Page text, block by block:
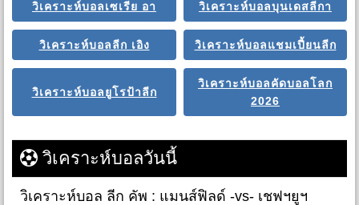
วิเคราะห์บอลเซเรีย อา วิเคราะห์บอลบุนเดสลีกา
วิเคราะห์บอลลีก เอิง วิเคราะห์บอลแชมเปี้ยนลีก
วิเคราะห์บอลยูโรป้าลีก
วิเคราะห์บอลคัดบอลโลก
2026
วิเคราะห์บอลวันนี้
วิเคราะห์บอล ลีก คัพ : แมนส์ฟิลด์ -vs- เชฟฯยูฯ